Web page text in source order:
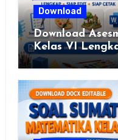
Download
Download
Kelas VI